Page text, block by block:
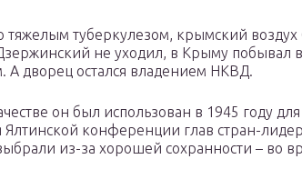
тяжелым туберкулезом, крымский
не уходил, в Крыму побывал
А дворец остался владением НКВД.
он был использован в 1945 году
Ялтинской конференции глав стран-
из-за хорошей сохранности – во